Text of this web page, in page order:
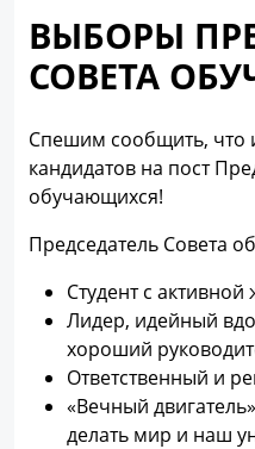
ВЫБОРЫ
СОВЕТА
Спешим сообщить, что
кандидатов на пост
обучающихся!
Председатель Совета
Студент с
Лидер, идейный
хороший
Ответственный и
«Вечный
делать мир и наш